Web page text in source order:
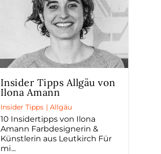
Insider Tipps Allgäu von
Ilona Amann
Insider Tipps | Allgäu
10 Insidertipps von Ilona
Amann Farbdesignerin &
Künstlerin aus Leutkirch Für
mi